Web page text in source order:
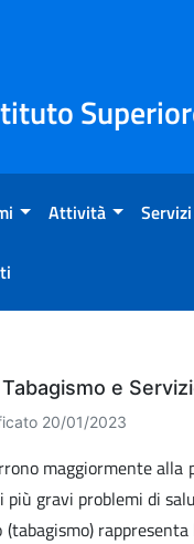
Attività Servizi
e
20/01/2023
maggiormente
più gravi problemi di
(tabagismo)